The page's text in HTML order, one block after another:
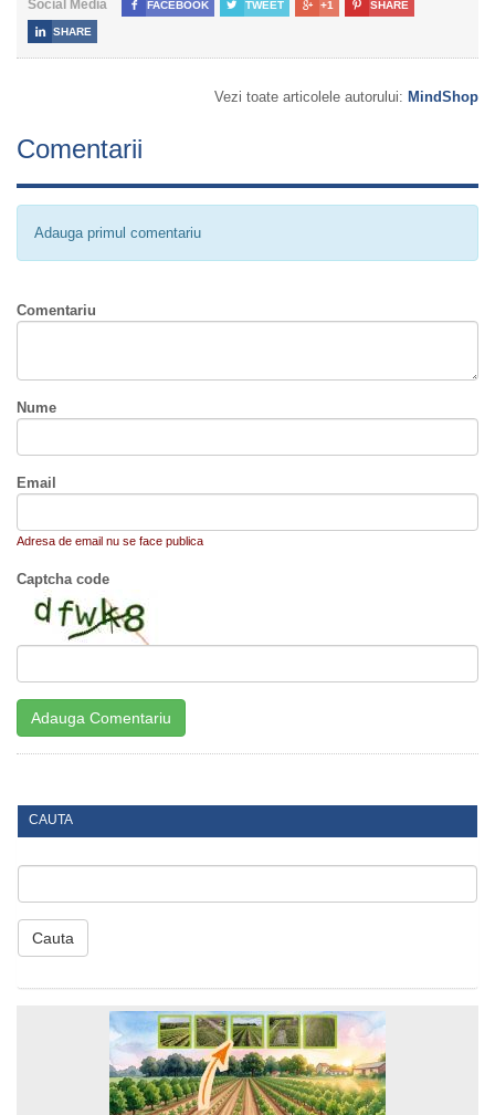
Social Media  FACEBOOK  TWEET  +1  SHARE
 SHARE
Vezi toate articolele autorului: MindShop
Comentarii
Adauga primul comentariu
Comentariu
Nume
Email
Adresa de email nu se face publica
Captcha code
CAUTA
Cauta